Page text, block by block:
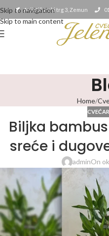
Skip to navigation
Skip to main content
Avijatičarski trg 3, Zemun
Home
Biljka
sreće i
adminOn